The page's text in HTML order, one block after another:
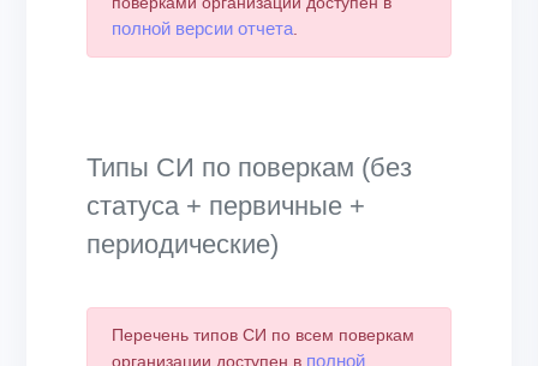
полной версии отчета.
Типы СИ по поверкам (без
статуса + первичные +
периодические)
Перечень типов СИ по всем поверкам
организации доступен в полной